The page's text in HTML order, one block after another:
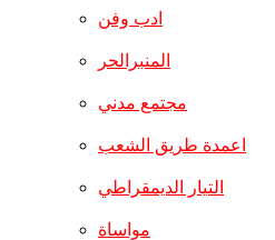
ادب وفن
المنبرالحر
مجتمع مدني
اعمدة طريق الشعب
التيار الديمقراطي
مواساة